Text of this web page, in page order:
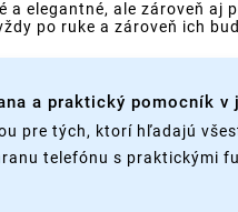
elegantné, ale zároveň
po ruke a zároveň ich
a praktický pomocník v
pre tých, ktorí hľadajú
telefónu s praktickými